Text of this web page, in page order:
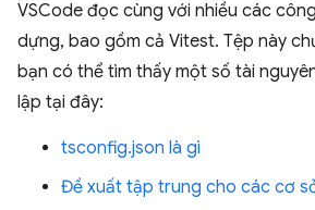
VSCode đọc cùng với nhiều các
dựng, bao gồm cả Vitest. Tệp này
bạn có thể tìm thấy một số tài
lập tại đây:
tsconfig.json là gì
Đề xuất tập trung cho các cơ